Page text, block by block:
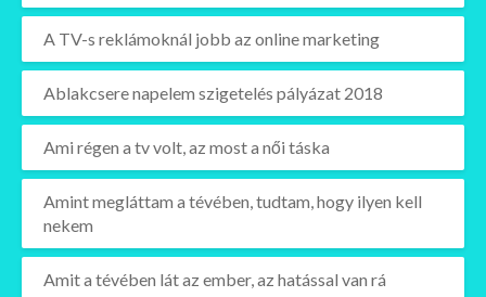
A TV-s reklámoknál jobb az online marketing
Ablakcsere napelem szigetelés pályázat 2018
Ami régen a tv volt, az most a női táska
Amint megláttam a tévében, tudtam, hogy ilyen kell
nekem
Amit a tévében lát az ember, az hatással van rá